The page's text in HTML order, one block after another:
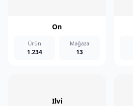
On
Ürün
1.234
Mağaza
13
Ilvi